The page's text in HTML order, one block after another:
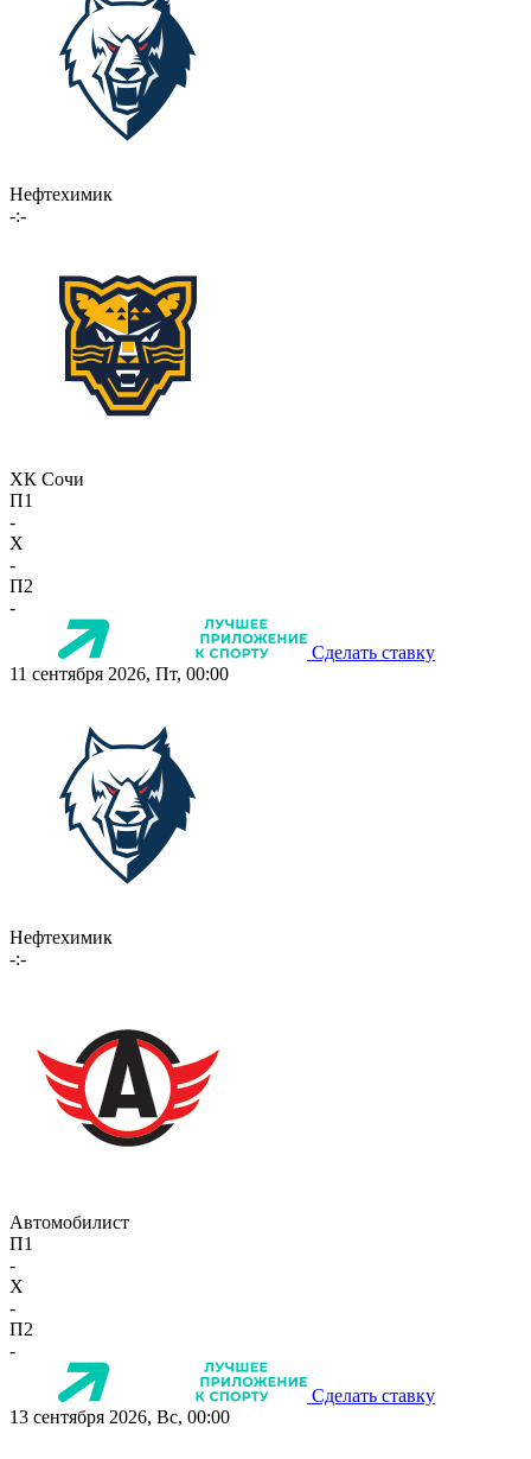
Нефтехимик
-:-
ХК Сочи
П1
-
X
-
П2
-
Сделать ставку
11 сентября 2026, Пт, 00:00
Нефтехимик
-:-
Автомобилист
П1
-
X
-
П2
-
Сделать ставку
13 сентября 2026, Вс, 00:00